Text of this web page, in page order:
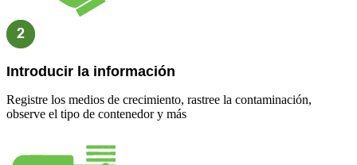
Introducir la información
Registre los medios de crecimiento, rastree la contaminación,
observe el tipo de contenedor y más